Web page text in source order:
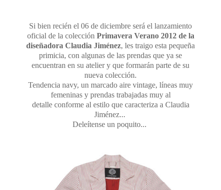
Si bien recién el 06 de diciembre será el lanzamiento
oficial de la colección Primavera Verano 2012 de la
diseñadora Claudia Jiménez, les traigo esta pequeña
primicia, con algunas de las prendas que ya se
encuentran en su atelier y que formarán parte de su
nueva colección.
Tendencia navy, un marcado aire vintage, líneas muy
femeninas y prendas trabajadas muy al
detalle conforme al estilo que caracteriza a Claudia
Jiménez...
Deleítense un poquito...